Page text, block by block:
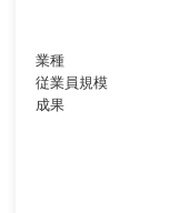
業種
従業員規模
成果